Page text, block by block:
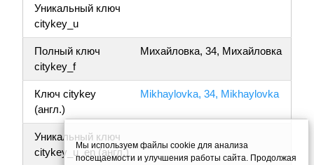
Уникальный ключ
citykey_u
Полный ключ
citykey_f
Михайловка, 34, Михайловка
Ключ citykey
(англ.)
Mikhaylovka, 34, Mikhaylovka
Уникальный ключ
citykey_u_en (англ.)
Мы используем файлы cookie для анализа
посещаемости и улучшения работы сайта. Продолжая